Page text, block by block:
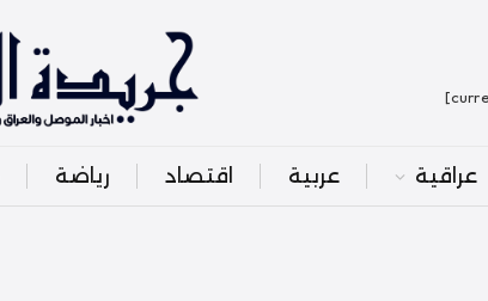
عراقية عربية اقتصاد رياضة